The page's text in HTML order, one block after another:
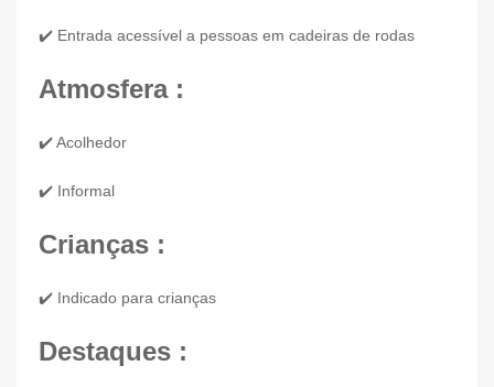
✔️ Entrada acessível a pessoas em cadeiras de rodas
Atmosfera :
✔️ Acolhedor
✔️ Informal
Crianças :
✔️ Indicado para crianças
Destaques :